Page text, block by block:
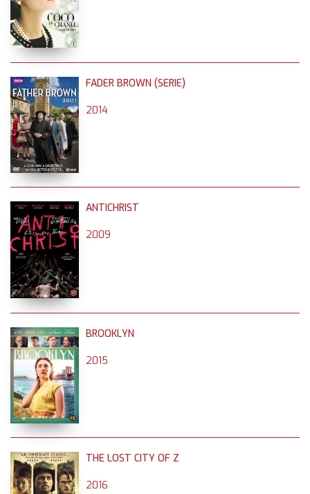
FADER BROWN (SERIE)
2014
ANTICHRIST
2009
BROOKLYN
2015
THE LOST CITY OF Z
2016